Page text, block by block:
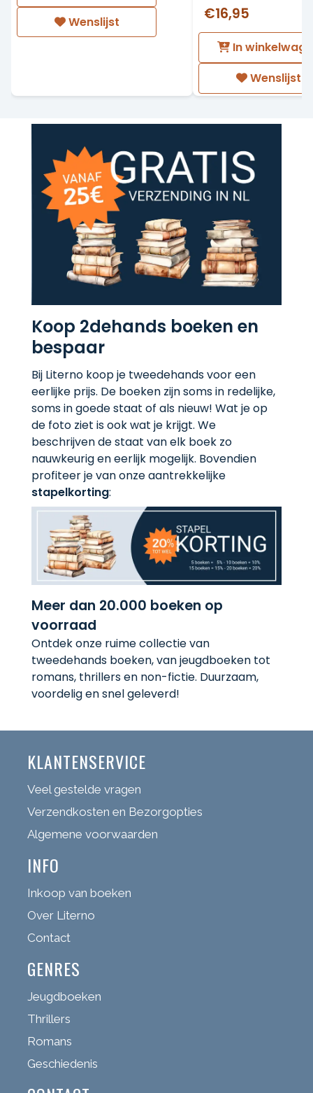
Wenslijst
€16,95
In
Wenslijst
Koop 2dehands boeken en
bespaar
Bij Literno koop je tweedehands voor een
eerlijke prijs. De boeken zijn soms in redelijke,
soms in goede staat of als nieuw! Wat je op
de foto ziet is ook wat je krijgt. We
beschrijven de staat van elk boek zo
nauwkeurig en eerlijk mogelijk. Bovendien
profiteer je van onze aantrekkelijke
stapelkorting:
Meer dan 20.000 boeken op
voorraad
Ontdek onze ruime collectie van
tweedehands boeken, van jeugdboeken tot
romans, thrillers en non-fictie. Duurzaam,
voordelig en snel geleverd!
KLANTENSERVICE
Veel gestelde vragen
Verzendkosten en Bezorgopties
Algemene voorwaarden
INFO
Inkoop van boeken
Over Literno
Contact
GENRES
Jeugdboeken
Thrillers
Romans
Geschiedenis